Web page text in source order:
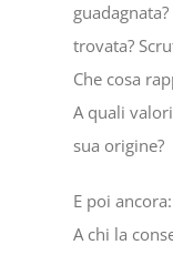
guadagnata?
trovata?
Che cosa
A quali
sua origine?
E poi
A chi la